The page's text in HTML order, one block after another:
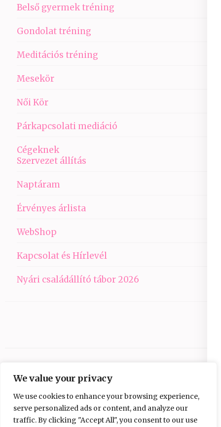
We value your privacy
We use cookies to enhance your browsing experience,
serve personalized ads or content, and analyze our
traffic. By clicking "Accept All", you consent to our use
Belső gyermek tréning
Gondolat tréning
Meditációs tréning
Mesekör
Női Kör
Párkapcsolati mediáció
Cégeknek
Szervezet állítás
Naptáram
Érvényes árlista
WebShop
Kapcsolat és Hírlevél
Nyári családállító tábor 2026
Copyright © 2026Ezüst-Híd. Elegant Pink